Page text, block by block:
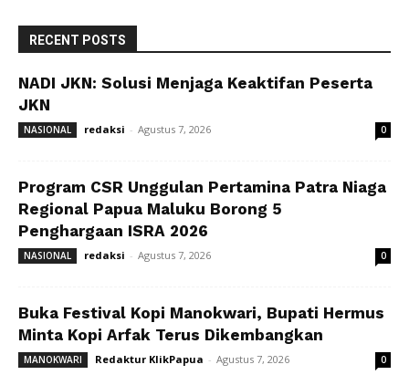
RECENT POSTS
NADI JKN: Solusi Menjaga Keaktifan Peserta
JKN
NASIONAL redaksi - Agustus 7, 2026 0
Program CSR Unggulan Pertamina Patra Niaga
Regional Papua Maluku Borong 5
Penghargaan ISRA 2026
NASIONAL redaksi - Agustus 7, 2026 0
Buka Festival Kopi Manokwari, Bupati Hermus
Minta Kopi Arfak Terus Dikembangkan
MANOKWARI Redaktur KlikPapua - Agustus 7, 2026 0